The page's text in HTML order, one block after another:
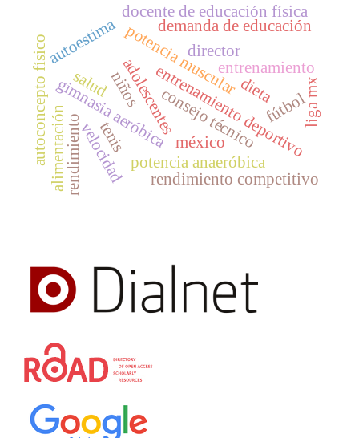
potencia muscularentrenamiento
adolescentes
gimnasia aeróbicaentrenamiento deportivo
tenis
velocidad potencia anaeróbica
autoconcepto físicoautoestima
rendimiento consejo técnico
director
docente de educación física
dieta
niños fútbolliga mx
rendimiento competitivo
méxico
demanda de educación
alimentación
salud